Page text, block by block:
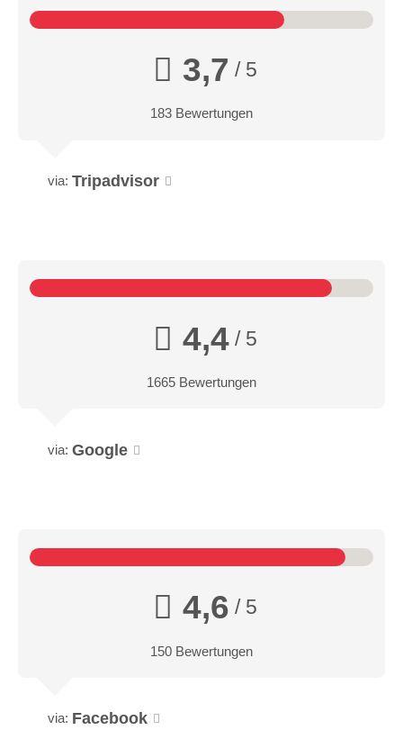
3,7 / 5
183 Bewertungen
via: Tripadvisor
4,4/ 5
1665 Bewertungen
via: Google
4,6 / 5
150 Bewertungen
via: Facebook